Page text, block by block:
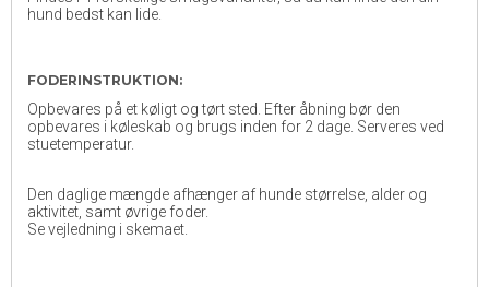
hund bedst kan lide.
FODERINSTRUKTION:
Opbevares på et køligt og tørt sted. Efter åbning bør den
opbevares i køleskab og brugs inden for 2 dage. Serveres ved
stuetemperatur.
Den daglige mængde afhænger af hunde størrelse, alder og
aktivitet, samt øvrige foder.
Se vejledning i skemaet.